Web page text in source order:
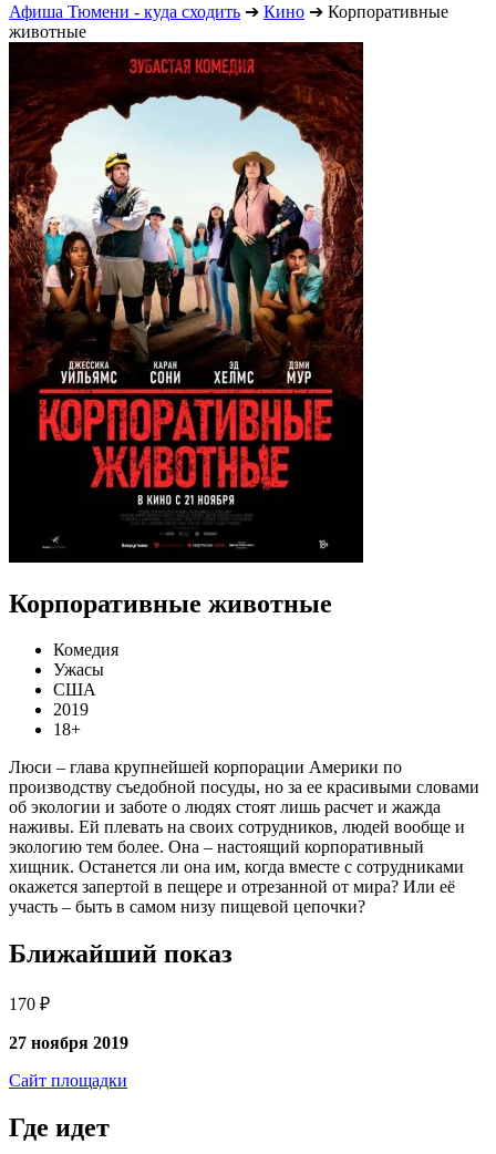
Афиша Тюмени - куда сходить ➔ Кино ➔ Корпоративные
животные
Корпоративные животные
Комедия
Ужасы
США
2019
18+
Люси – глава крупнейшей корпорации Америки по
производству съедобной посуды, но за ее красивыми словами
об экологии и заботе о людях стоят лишь расчет и жажда
наживы. Ей плевать на своих сотрудников, людей вообще и
экологию тем более. Она – настоящий корпоративный
хищник. Останется ли она им, когда вместе с сотрудниками
окажется запертой в пещере и отрезанной от мира? Или её
участь – быть в самом низу пищевой цепочки?
Ближайший показ
170 ₽
27 ноября 2019
Сайт площадки
Где идет